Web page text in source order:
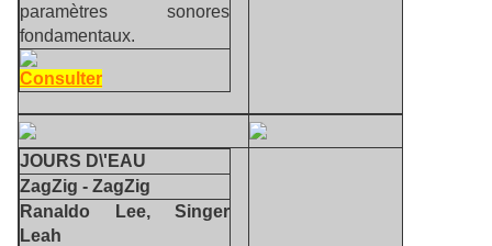
paramètres sonores
fondamentaux.
Consulter
JOURS D\'EAU
ZagZig - ZagZig
Ranaldo Lee, Singer
Leah